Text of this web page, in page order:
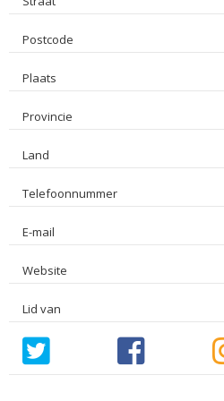
Postcode
Plaats
Provincie
Land
Telefoonnummer
E-mail
Website
Lid van